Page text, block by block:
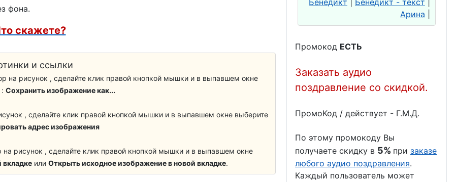
День отца
День семьи
День бабушек и дедушек
День Тёщи
День сыновей
С новосельем
фона.
скажете?
и ссылки
на рисунок , сделайте клик правой кнопкой мышки и в выпавшем окне
Сохранить изображение как...
, сделайте клик правой кнопкой мышки и в выпавшем окне выберите
адрес изображения
на рисунок , сделайте клик правой кнопкой мышки и в выпавшем окне
или Открыть исходное изображение в новой вкладке.
Бенедикт
Бенедикт - текст
Арина
Промокод ЕСТЬ
Заказать аудио
поздравление со скидкой.
ПромоКод / действует - Г.М.Д.
По этому промокоду Вы
получаете скидку в 5% при заказе
любого аудио поздравления.
Каждый пользователь может